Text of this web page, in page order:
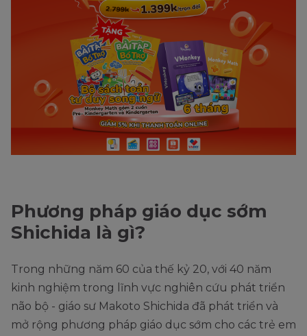
Phương pháp giáo dục sớm
Shichida là gì?
Trong những năm 60 của thế kỷ 20, với 40 năm
kinh nghiệm trong lĩnh vực nghiên cứu phát triển
não bộ - giáo sư Makoto Shichida đã phát triển và
mở rộng phương pháp giáo dục sớm cho các trẻ em